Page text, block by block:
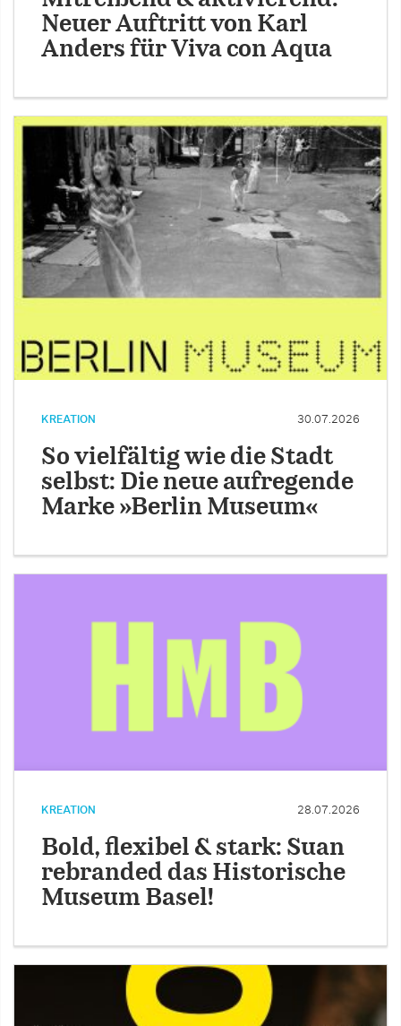
Neuer Auftritt von Karl
Anders für Viva con Aqua
KREATION 30.07.2026
So vielfältig wie die Stadt
selbst: Die neue aufregende
Marke »Berlin Museum«
KREATION 28.07.2026
Bold, flexibel & stark: Suan
rebranded das Historische
Museum Basel!